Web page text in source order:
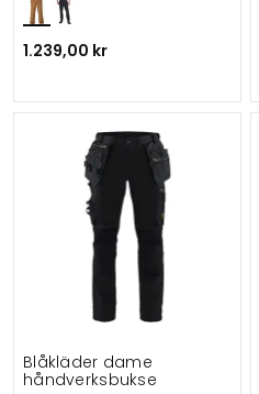
1.239,00 kr
Blåkläder dame
håndverksbukse